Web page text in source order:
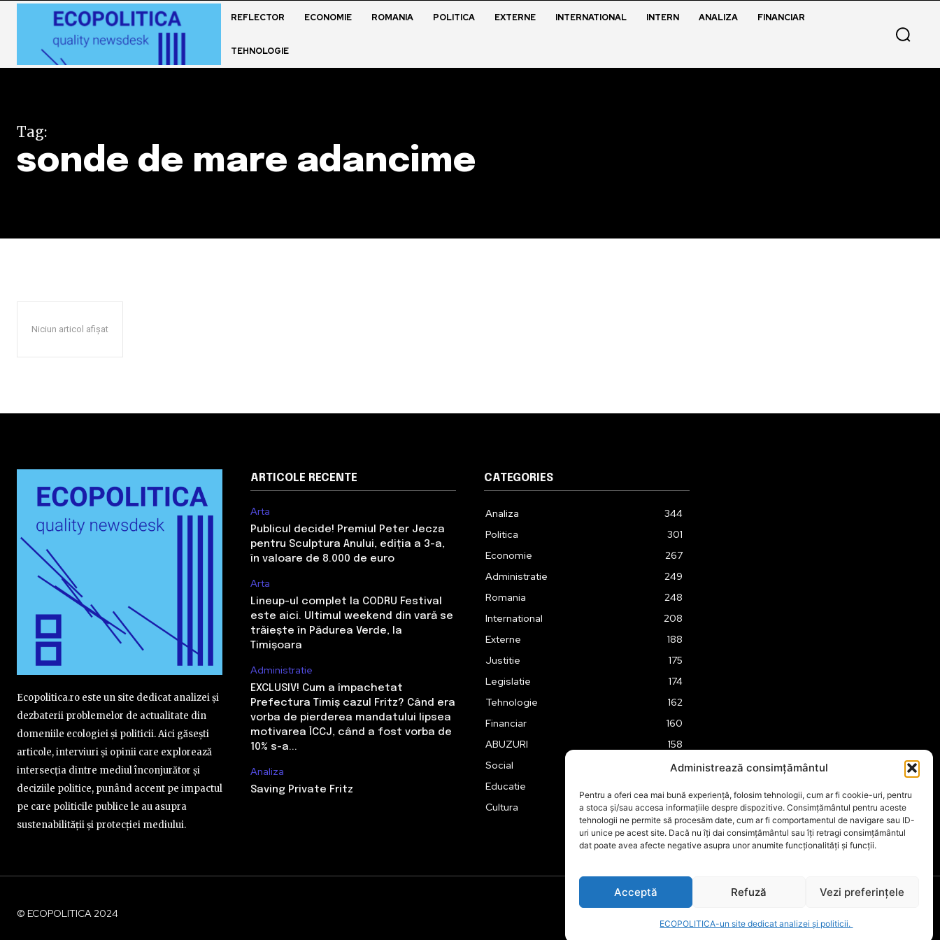
Administrează consimțământul
Pentru a oferi cea mai bună experiență, folosim tehnologii, cum ar fi cookie-uri, pentru
a stoca și/sau accesa informațiile despre dispozitive. Consimțământul pentru aceste
tehnologii ne permite să procesăm date, cum ar fi comportamentul de navigare sau ID-
uri unice pe acest site. Dacă nu îți dai consimțământul sau îți retragi consimțământul
dat poate avea afecte negative asupra unor anumite funcționalități și funcții.
Acceptă Refuză Vezi preferințele
ECOPOLITICA-un site dedicat analizei și politicii.
REFLECTOR ECONOMIE ROMANIA POLITICA EXTERNE INTERNATIONAL INTERN ANALIZA FINANCIAR
TEHNOLOGIE
Tag:
sonde de mare adancime
Niciun articol afișat
Ecopolitica.ro este un site dedicat analizei și
dezbaterii problemelor de actualitate din
domeniile ecologiei și politicii. Aici găsești
articole, interviuri și opinii care explorează
intersecția dintre mediul înconjurător și
deciziile politice, punând accent pe impactul
pe care politicile publice le au asupra
sustenabilității și protecției mediului.
ARTICOLE RECENTE
Arta
Publicul decide! Premiul Peter Jecza
pentru Sculptura Anului, ediția a 3-a,
în valoare de 8.000 de euro
Arta
Lineup-ul complet la CODRU Festival
este aici. Ultimul weekend din vară se
trăiește în Pădurea Verde, la
Timișoara
Administratie
EXCLUSIV! Cum a împachetat
Prefectura Timiș cazul Fritz? Când era
vorba de pierderea mandatului lipsea
motivarea ÎCCJ, când a fost vorba de
10% s-a...
Analiza
Saving Private Fritz
CATEGORIES
Analiza
344
Politica
301
Economie
267
Administratie
249
Romania
248
International
208
Externe
188
Justitie
175
Legislatie
174
Tehnologie
162
Financiar
160
ABUZURI
158
Social
157
Educatie
Cultura
149
© ECOPOLITICA 2024